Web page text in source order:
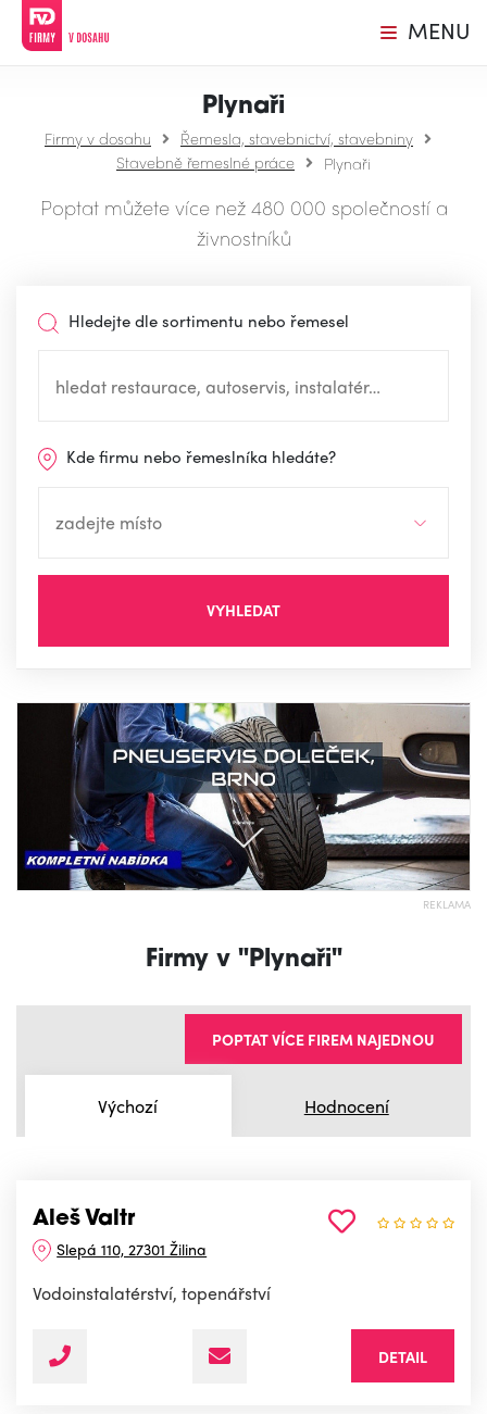
MENU
Plynaři
Firmy v dosahu
Řemesla, stavebnictví, stavebniny
Stavebně řemeslné práce
Plynaři
Poptat můžete více než 480 000 společností a
živnostníků
Hledejte dle sortimentu nebo řemesel
Kde firmu nebo řemeslníka hledáte?
VYHLEDAT
REKLAMA
Firmy v "Plynaři"
Výchozí Hodnocení
POPTAT VÍCE FIREM NAJEDNOU
Aleš Valtr
Slepá 110, 27301 Žilina
Vodoinstalatérství, topenářství
DETAIL